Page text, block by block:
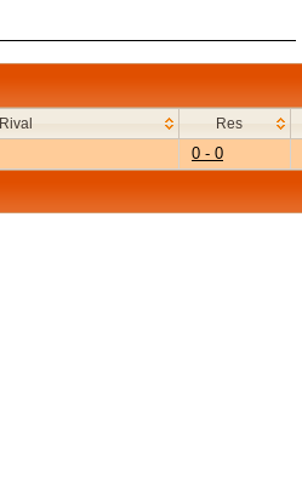
Rival Res
0 - 0